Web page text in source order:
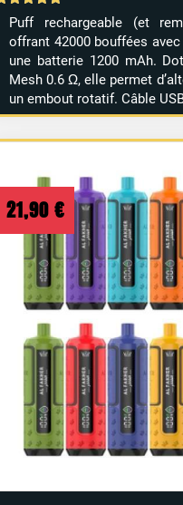
Note
5.00
sur 5
Puff rechargeable (et
offrant 42000 bouffées
une batterie 1200 mAh.
Mesh 0.6 Ω, elle permet
un embout rotatif. Câble
21,90€